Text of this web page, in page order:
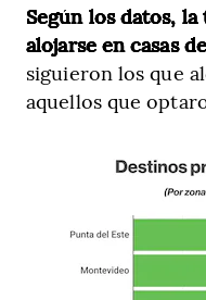
Según los datos,
alojarse en casas
siguieron los que
aquellos que